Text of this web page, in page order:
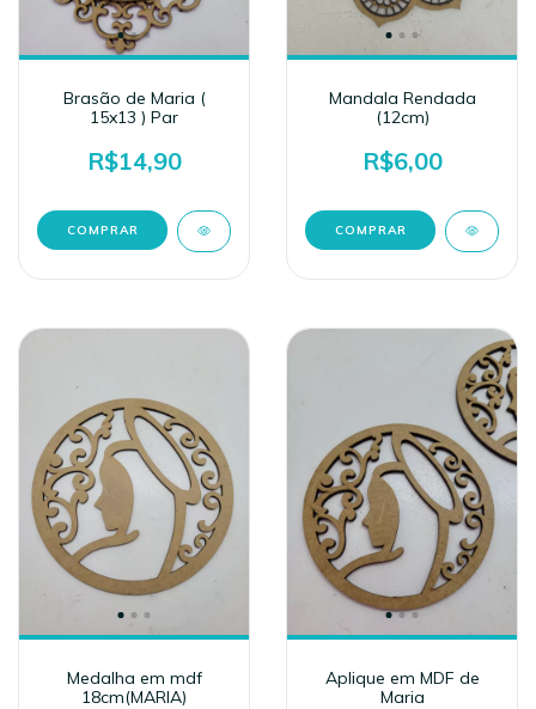
Brasão de Maria (
15x13 ) Par
R$14,90
Mandala Rendada
(12cm)
R$6,00
Medalha em mdf
18cm(MARIA)
Aplique em MDF de
Maria